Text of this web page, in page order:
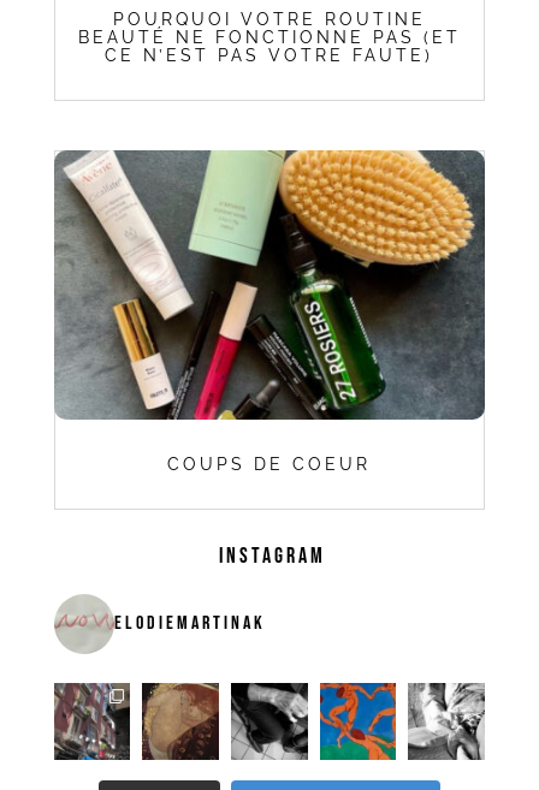
POURQUOI VOTRE ROUTINE
BEAUTÉ NE FONCTIONNE PAS (ET
CE N’EST PAS VOTRE FAUTE)
COUPS DE COEUR
INSTAGRAM
ELODIEMARTINAK